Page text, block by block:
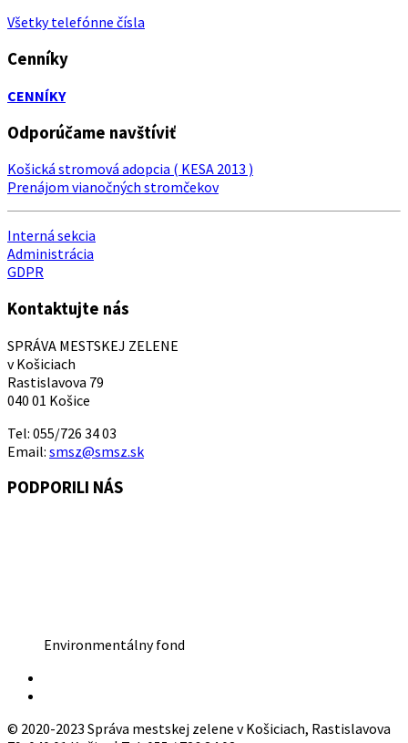
Všetky telefónne čísla
Cenníky
CENNÍKY
Odporúčame navštíviť
Košická stromová adopcia ( KESA 2013 )
Prenájom vianočných stromčekov
Interná sekcia
Administrácia
GDPR
Kontaktujte nás
SPRÁVA MESTSKEJ ZELENE
v Košiciach
Rastislavova 79
040 01 Košice
Tel: 055/726 34 03
Email: smsz@smsz.sk
PODPORILI NÁS
Environmentálny fond
© 2020-2023 Správa mestskej zelene v Košiciach, Rastislavova